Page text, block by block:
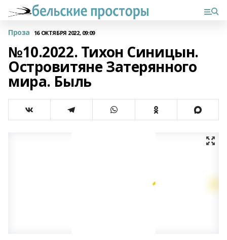
Проза 16 ОКТЯБРЯ 2022, 09:09
№10.2022. Тихон Синицын.
Островитяне Затерянного
мира. Быль